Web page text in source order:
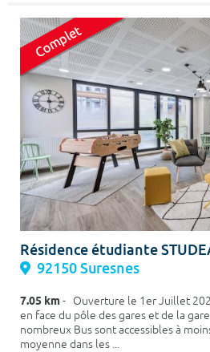
Résidence étudiante
92150 Suresnes
7.05 km- Ouverture le 1er Juillet
en face du pôle des gares et de la
nombreux Bus sont accessibles à
moyenne dans les ...